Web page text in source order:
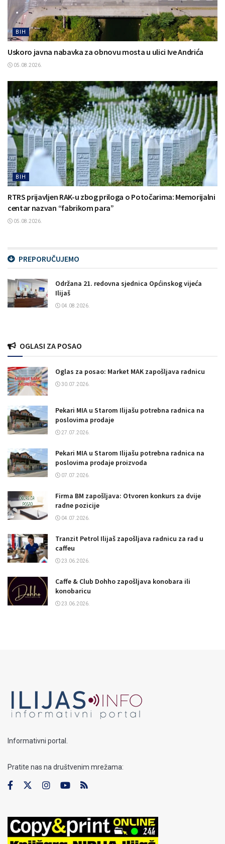
BIH
Uskoro javna nabavka za obnovu mosta u ulici Ive Andrića
05.08.2026.
BIH
RTRS prijavljen RAK-u zbog priloga o Potočarima: Memorijalni
centar nazvan “fabrikom para”
05.08.2026.
PREPORUČUJEMO
Održana 21. redovna sjednica Općinskog vijeća
Ilijaš
04.08.2026.
OGLASI ZA POSAO
Oglas za posao: Market MAK zapošljava radnicu
30.07.2026.
Pekari MIA u Starom Ilijašu potrebna radnica na
poslovima prodaje
27.07.2026.
Pekari MIA u Starom Ilijašu potrebna radnica na
poslovima prodaje proizvoda
07.07.2026.
Firma BM zapošljava: Otvoren konkurs za dvije
radne pozicije
04.07.2026.
Tranzit Petrol Ilijaš zapošljava radnicu za rad u
caffeu
23.06.2026.
Caffe & Club Dohho zapošljava konobara ili
konobaricu
23.06.2026.
Informativni portal.
Pratite nas na društvenim mrežama: